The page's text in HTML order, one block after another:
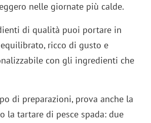
nelle giornate più calde.
di qualità puoi portare in
ricco di gusto e
con gli ingredienti che
di preparazioni, prova anche la
la tartare di pesce spada: due